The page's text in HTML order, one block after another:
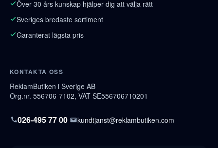
Över 30 års kunskap hjälper dig att välja rätt
Sveriges bredaste sortiment
Garanterat lägsta pris
KONTAKTA OSS
ReklamButiken i Sverige AB
Org.nr. 556706-7102, VAT SE556706710201
026-495 77 00 kundtjanst@reklambutiken.com